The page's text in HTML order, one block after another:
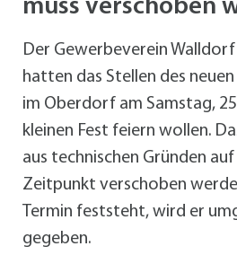
muss verschoben
Der Gewerbeverein
hatten das Stellen des
im Oberdorf am Samstag,
kleinen Fest feiern wollen.
aus technischen Gründen
Zeitpunkt verschoben
Termin feststeht, wird er
gegeben.